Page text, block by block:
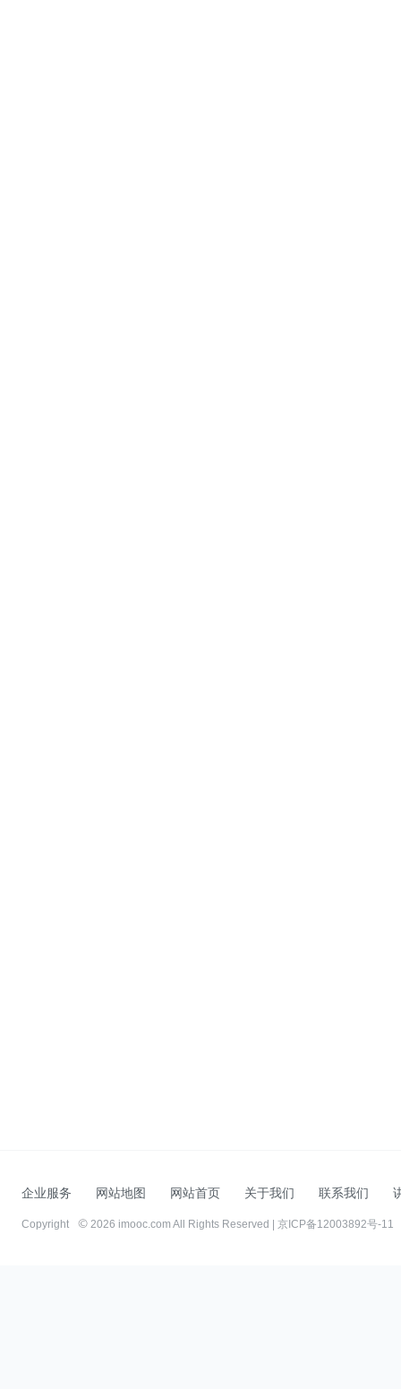
企业服务 网站地图 网站首页 关于我们 联系我们
Copyright 2026 imooc.com All Rights Reserved | 京ICP备12003892号-11